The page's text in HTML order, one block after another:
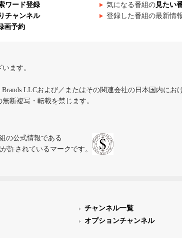
ワード登録 気になる番組の見たい
チャンネル 登録した番組の最新情
画予約
ます。
LLCおよび／またはその関連会社の日本国内にお
断複写・転載を禁じます。
の公式情報である
許されているマークです。
チャンネル一覧
オプションチャンネル